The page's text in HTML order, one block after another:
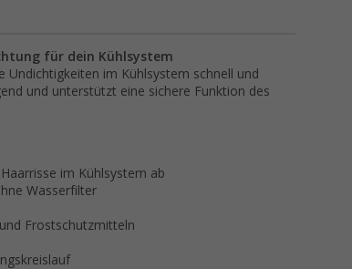
für dein Kühlsystem
im Kühlsystem schnell und
und unterstützt eine sichere Funktion des
im Kühlsystem ab
Wasserfilter
Frostschutzmitteln